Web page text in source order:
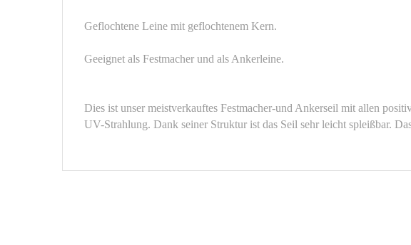
Geflochtene Leine mit geflochtenem Kern.
Geeignet als Festmacher und als Ankerleine.
Dies ist unser meistverkauftes Festmacher-und Ankerseil mit allen
UV-Strahlung. Dank seiner Struktur ist das Seil sehr leicht spleißbar.